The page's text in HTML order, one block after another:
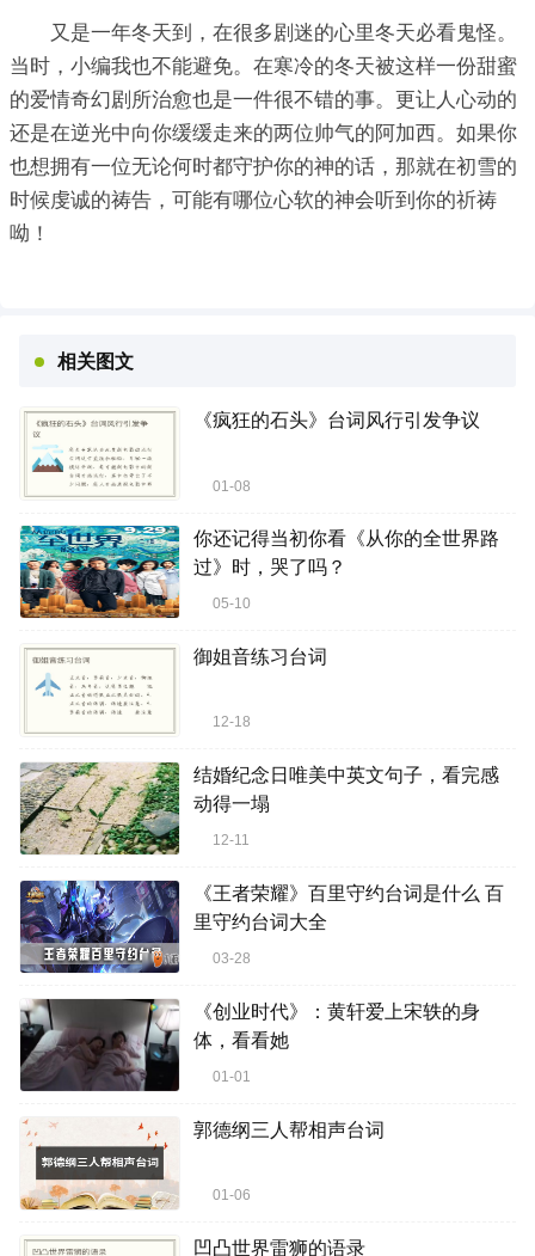
又是一年冬天到，在很多剧迷的心里冬天必看鬼怪。
当时，小编我也不能避免。在寒冷的冬天被这样一份甜蜜
的爱情奇幻剧所治愈也是一件很不错的事。更让人心动的
还是在逆光中向你缓缓走来的两位帅气的阿加西。如果你
也想拥有一位无论何时都守护你的神的话，那就在初雪的
时候虔诚的祷告，可能有哪位心软的神会听到你的祈祷
呦！
相关图文
《疯狂的石头》台词风行引发争议
01-08
你还记得当初你看《从你的全世界路
过》时，哭了吗？
05-10
御姐音练习台词
12-18
结婚纪念日唯美中英文句子，看完感
动得一塌
12-11
《王者荣耀》百里守约台词是什么 百
里守约台词大全
03-28
《创业时代》：黄轩爱上宋轶的身
体，看看她
01-01
郭德纲三人帮相声台词
01-06
凹凸世界雷狮的语录